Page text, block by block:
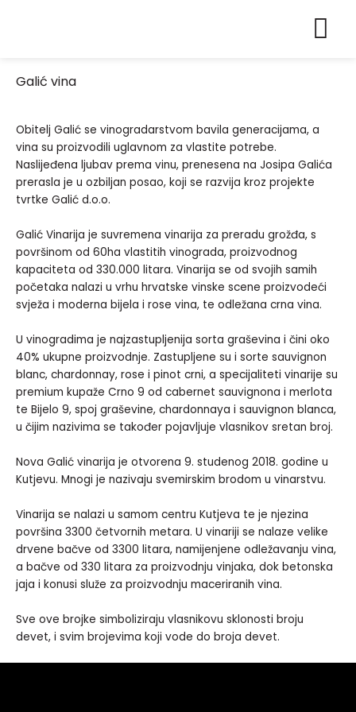
Galić vina
Obitelj Galić se vinogradarstvom bavila generacijama, a
vina su proizvodili uglavnom za vlastite potrebe.
Naslijeđena ljubav prema vinu, prenesena na Josipa Galića
prerasla je u ozbiljan posao, koji se razvija kroz projekte
tvrtke Galić d.o.o.
Galić Vinarija je suvremena vinarija za preradu grožđa, s
površinom od 60ha vlastitih vinograda, proizvodnog
kapaciteta od 330.000 litara. Vinarija se od svojih samih
početaka nalazi u vrhu hrvatske vinske scene proizvodeći
svježa i moderna bijela i rose vina, te odležana crna vina.
U vinogradima je najzastupljenija sorta graševina i čini oko
40% ukupne proizvodnje. Zastupljene su i sorte sauvignon
blanc, chardonnay, rose i pinot crni, a specijaliteti vinarije su
premium kupaže Crno 9 od cabernet sauvignona i merlota
te Bijelo 9, spoj graševine, chardonnaya i sauvignon blanca,
u čijim nazivima se također pojavljuje vlasnikov sretan broj.
Nova Galić vinarija je otvorena 9. studenog 2018. godine u
Kutjevu. Mnogi je nazivaju svemirskim brodom u vinarstvu.
Vinarija se nalazi u samom centru Kutjeva te je njezina
površina 3300 četvornih metara. U vinariji se nalaze velike
drvene bačve od 3300 litara, namijenjene odležavanju vina,
a bačve od 330 litara za proizvodnju vinjaka, dok betonska
jaja i konusi služe za proizvodnju maceriranih vina.
Sve ove brojke simboliziraju vlasnikovu sklonosti broju
devet, i svim brojevima koji vode do broja devet.